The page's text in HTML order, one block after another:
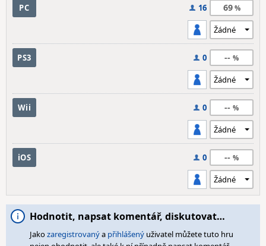
PC 16 69
PS3 0 --
Wii 0 --
iOS 0 --
Hodnotit, napsat komentář, diskutovat…
Jakozaregistrovanýa přihlášený uživatel můžete tuto hru